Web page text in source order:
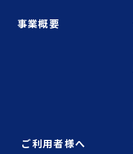
事業概要
ご利用者様へ